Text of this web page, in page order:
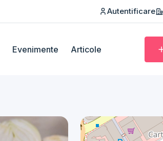
Autentificare
Evenimente Articole